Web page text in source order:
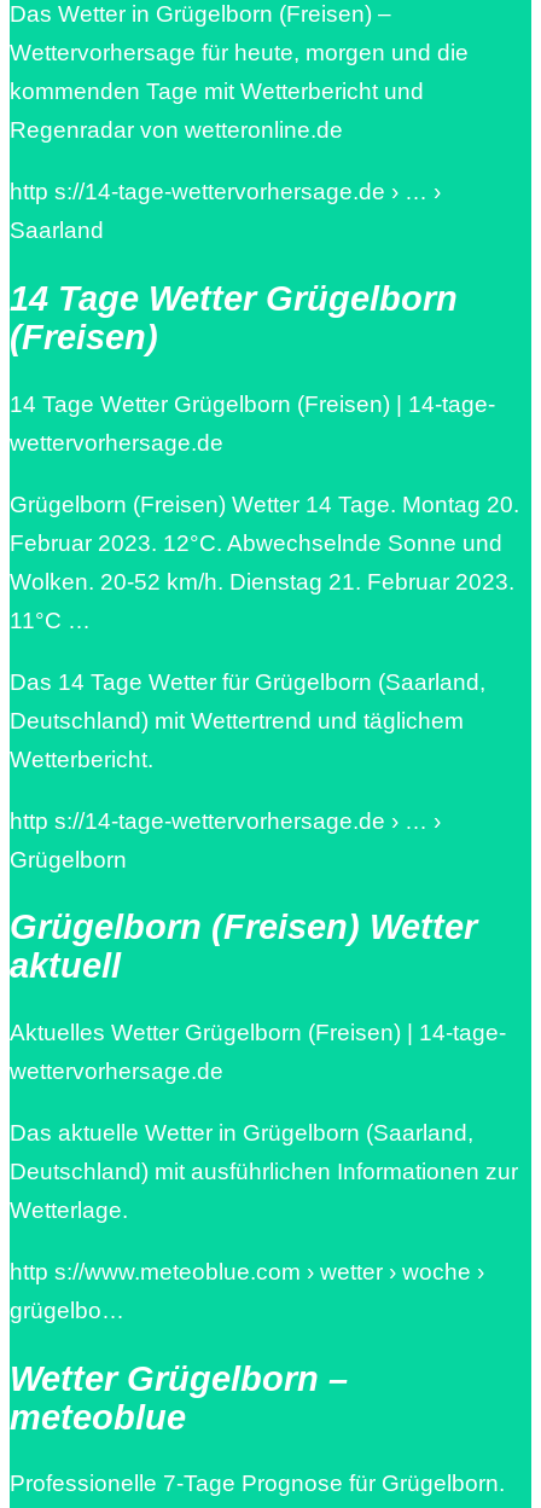
Das Wetter in Grügelborn (Freisen) –
Wettervorhersage für heute, morgen und die
kommenden Tage mit Wetterbericht und
Regenradar von wetteronline.de
http s://14-tage-wettervorhersage.de › … ›
Saarland
14 Tage Wetter Grügelborn
(Freisen)
14 Tage Wetter Grügelborn (Freisen) | 14-tage-
wettervorhersage.de
Grügelborn (Freisen) Wetter 14 Tage. Montag 20.
Februar 2023. 12°C. Abwechselnde Sonne und
Wolken. 20-52 km/h. Dienstag 21. Februar 2023.
11°C …
Das 14 Tage Wetter für Grügelborn (Saarland,
Deutschland) mit Wettertrend und täglichem
Wetterbericht.
http s://14-tage-wettervorhersage.de › … ›
Grügelborn
Grügelborn (Freisen) Wetter
aktuell
Aktuelles Wetter Grügelborn (Freisen) | 14-tage-
wettervorhersage.de
Das aktuelle Wetter in Grügelborn (Saarland,
Deutschland) mit ausführlichen Informationen zur
Wetterlage.
http s://www.meteoblue.com › wetter › woche ›
grügelbo…
Wetter Grügelborn –
meteoblue
Professionelle 7-Tage Prognose für Grügelborn.